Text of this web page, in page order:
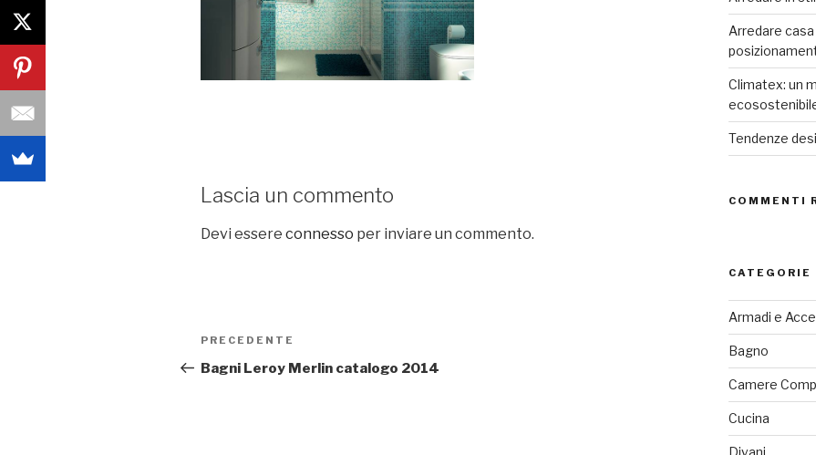
Lascia un commento
Devi essere connesso per inviare un commento.
Navigazione
articoli
Articolo
precedente:
PRECEDENTE
Bagni Leroy Merlin catalogo 2014
Arredare
Climatex: un
Tendenze
COMMENTI
CATEGORIE
Armadi e
Bagno
Camere
Cucina